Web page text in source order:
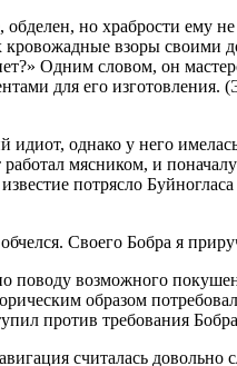
но храбрости ему не
кровожадные взоры
Одним словом, он
для его
однако у него
мясником, и
потрясло
Своего Бобра я
поводу возможного
образом
против требования
считалась